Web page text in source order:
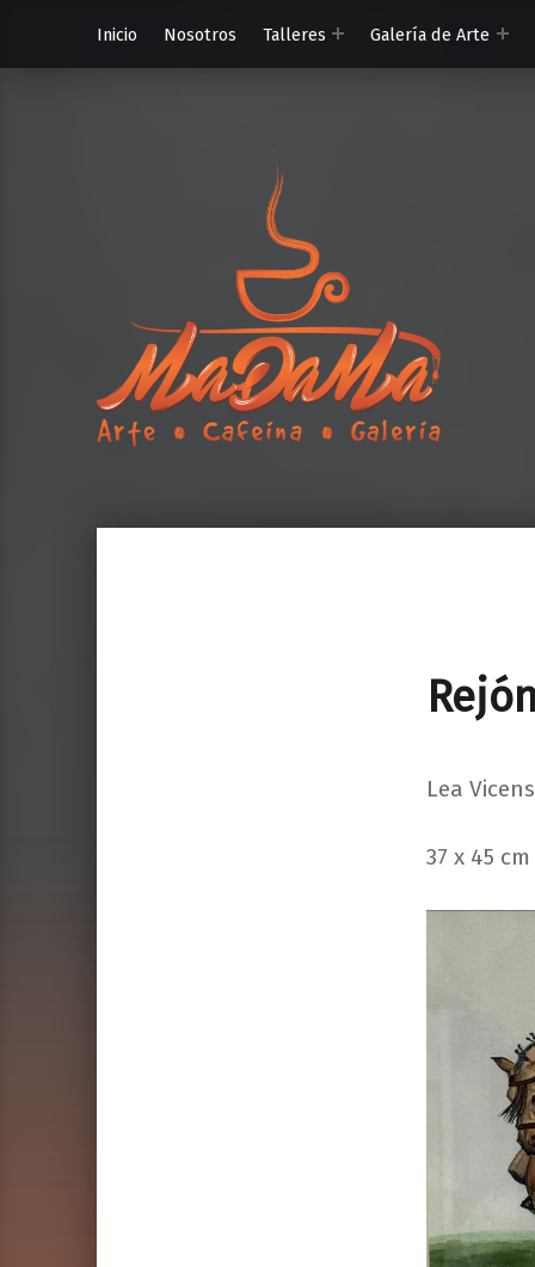
Inicio Nosotros Talleres Galería de Arte
Lea Vicens
37 x 45 cm